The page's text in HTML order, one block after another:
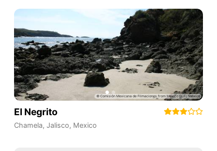
El Negrito
Chamela, Jalisco, Mexico